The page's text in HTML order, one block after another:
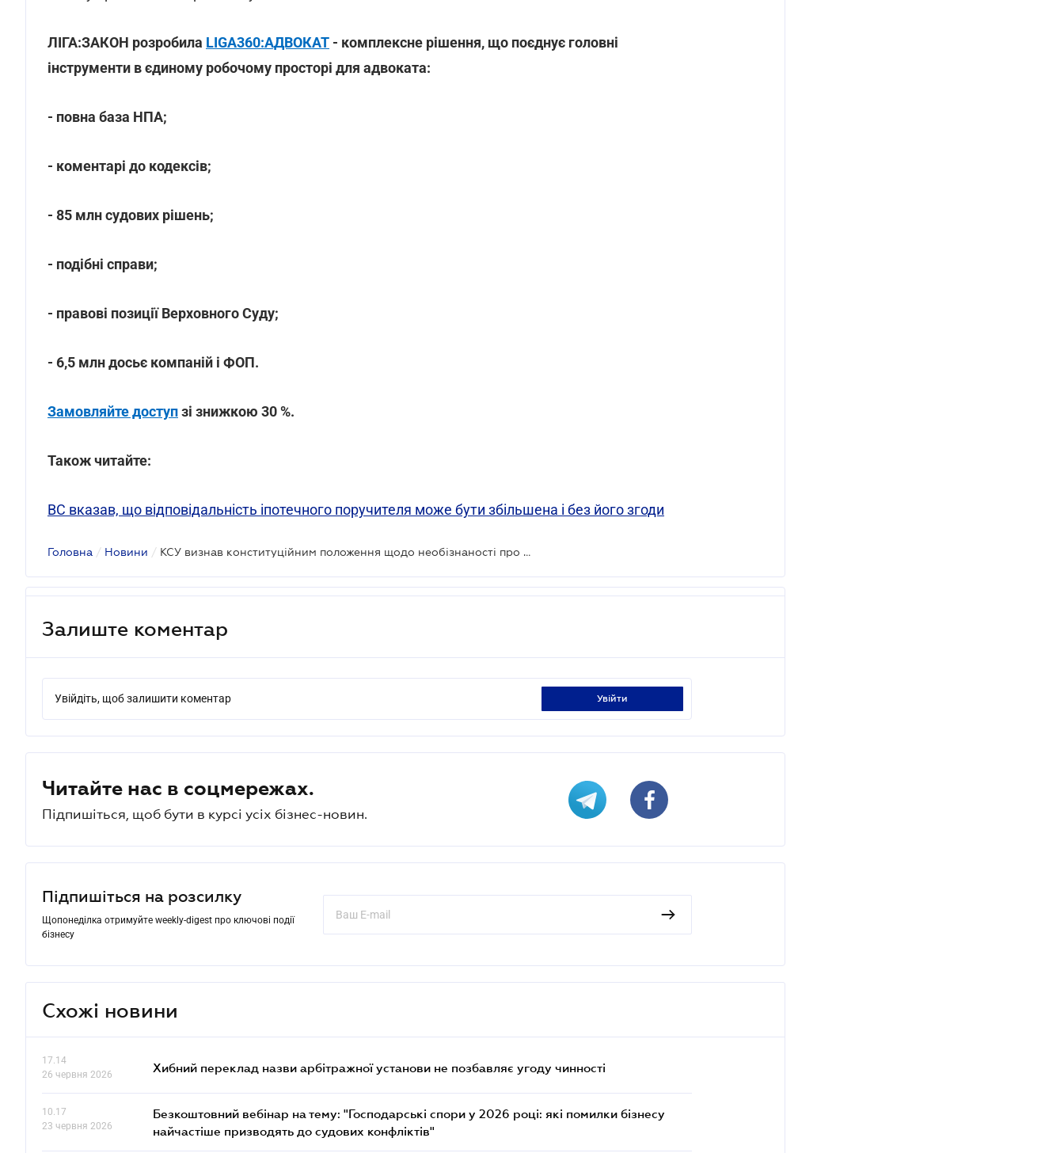
ЛІГА:ЗАКОН розробила LIGA360:АДВОКАТ - комплексне рішення, що поєднує головні
інструменти в єдиному робочому просторі для адвоката:
- повна база НПА;
- коментарі до кодексів;
- 85 млн судових рішень;
- подібні справи;
- правові позиції Верховного Суду;
- 6,5 млн досьє компаній і ФОП.
Замовляйте доступзі знижкою 30 %.
Також читайте:
ВС вказав, що відповідальність іпотечного поручителя може бути збільшена і без його згоди
Головна / Новини / КСУ визнав конституційним положення щодо необізнаності про іпотеку набувача майна
Залиште коментар
Увійдіть, щоб залишити коментар увійти
Читайте нас в соцмережах.
Підпишіться, щоб бути в курсі усіх бізнес-новин.
Підпишіться на розсилку
Щопонеділка отримуйте weekly-digest про ключові події
бізнесу
Схожі новини
17.14
26 червня 2026
Хибний переклад назви арбітражної установи не позбавляє угоду чинності
10.17
23 червня 2026
Безкоштовний вебінар на тему: "Господарські спори у 2026 році: які помилки бізнесу
найчастіше призводять до судових конфліктів"